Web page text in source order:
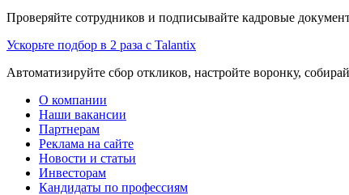
Проверяйте сотрудников и подписывайте кадровые
Ускорьте подбор в 2 раза с Talantix
Автоматизируйте сбор откликов, настройте воронку,
О компании
Наши вакансии
Партнерам
Реклама на сайте
Новости и статьи
Инвесторам
Кандидаты по профессиям